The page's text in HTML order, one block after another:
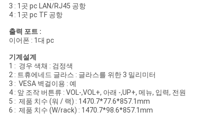
3 : 1곳 pc LAN/RJ45 공항
4 : 1곳 pc TF 공항
출력 포트 :
이어폰 : 1대 pc
기계설계
1 : 경우 색채 : 검정색
2 : 트휴에네드 글라스 : 글라스를 위한 3 밀리미터
3 : VESA 벽걸이용 : 예
4 : 앞 조작 버튼류 : VOL-,VOL+, 아래 -,UP+, 메뉴, 입력, 전원
5 : 제품 치수 (워 / 랙) : 1470.7*77.6*857.1mm
6 : 제품 치수 (W/rack) : 1470.7*98.6*857.1mm